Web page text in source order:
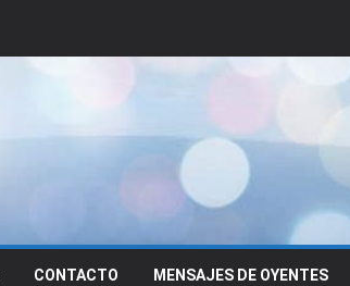
CONTACTO MENSAJES DE OYENTES